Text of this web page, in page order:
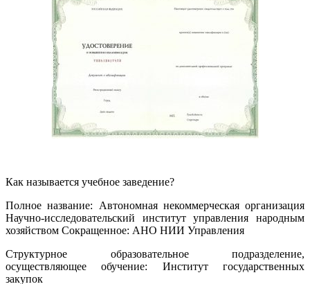
Как называется учебное заведение?
Полное название: Автономная некоммерческая организация
Научно-исследовательский институт управления народным
хозяйством Сокращенное: АНО НИИ Управления
Структурное образовательное подразделение,
осуществляющее обучение: Институт государственных
закупок